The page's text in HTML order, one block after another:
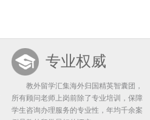
专业权威
教外留学汇集海外归国精英智囊团，
所有顾问老师上岗前除了专业培训，保障
学生咨询办理服务的专业性，年均千余案